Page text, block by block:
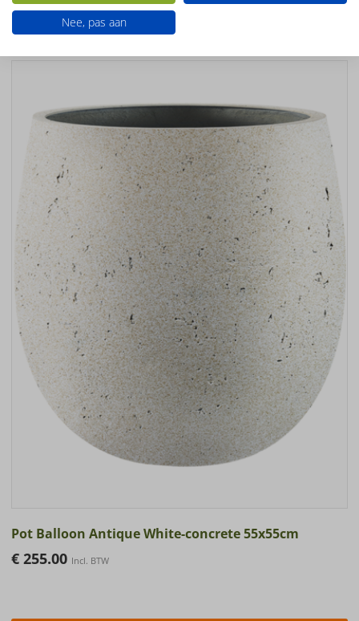
Ook interessant
Pot Balloon Antique White-concrete 55x55cm
€ 255.00 Incl. BTW
Nee, pas aan